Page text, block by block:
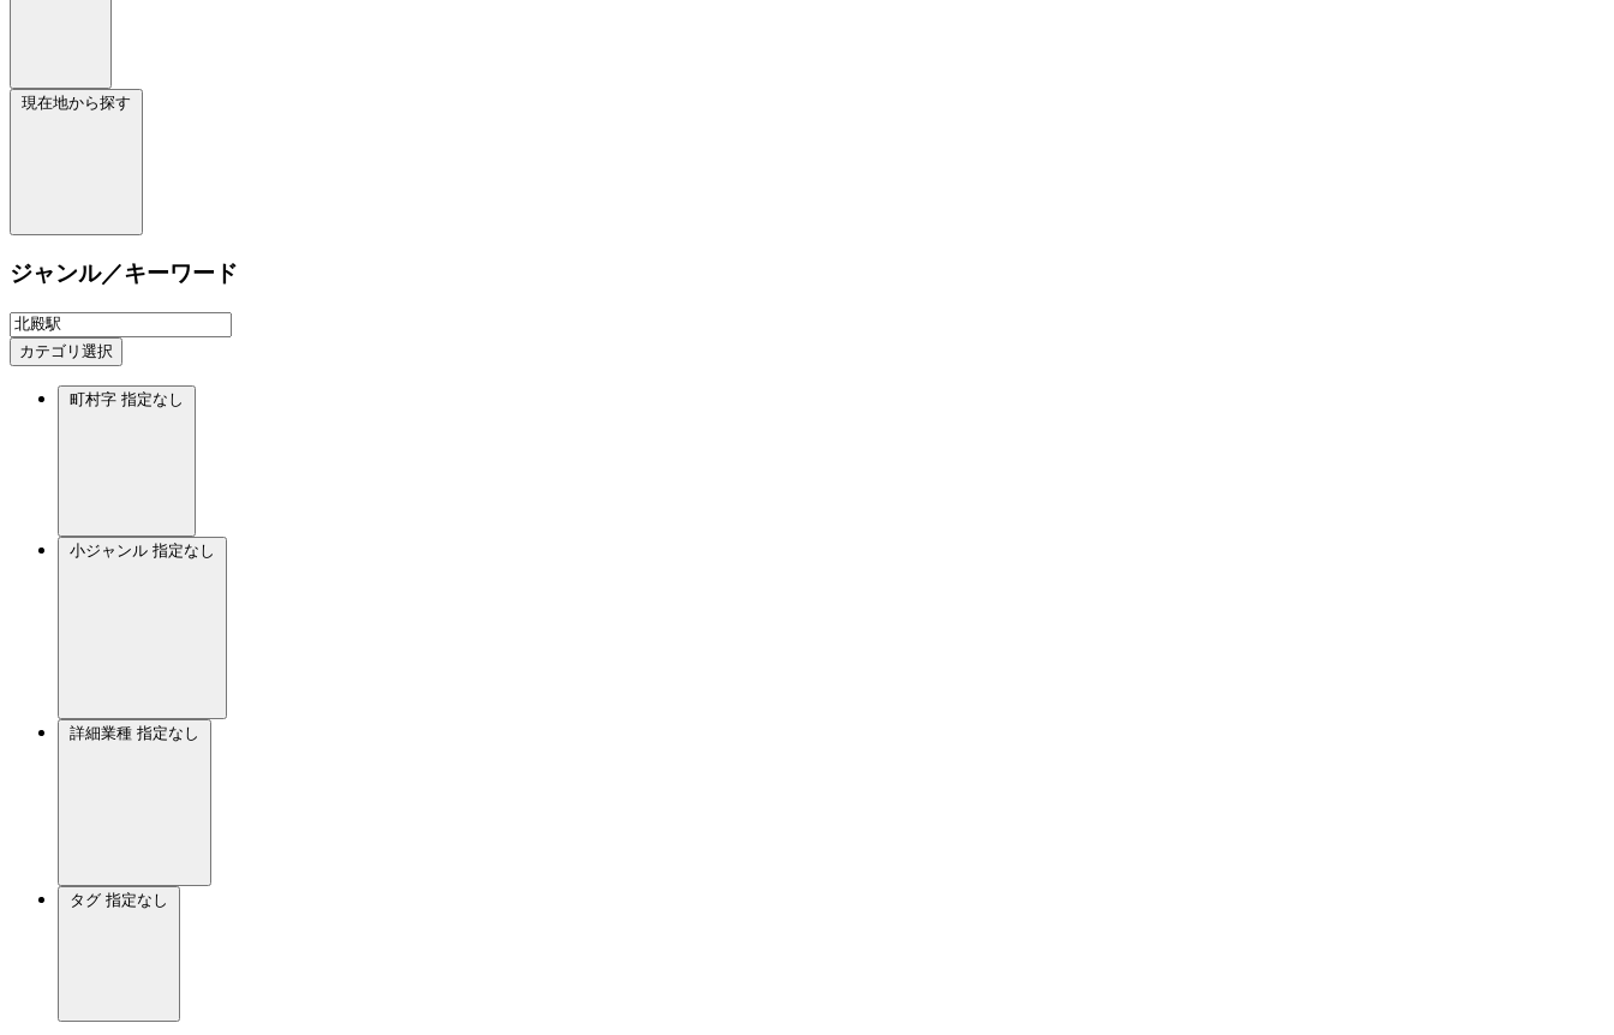
現在地から探す
ジャンル／キーワード
カテゴリ選択
町村字 指定なし
小ジャンル 指定なし
詳細業種 指定なし
タグ 指定なし